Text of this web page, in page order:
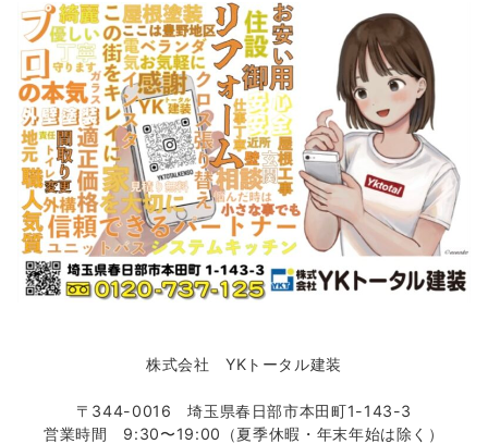
株式会社 YKトータル建装
〒344-0016 埼玉県春日部市本田町1-143-3
営業時間 9:30〜19:00（夏季休暇・年末年始は除く）